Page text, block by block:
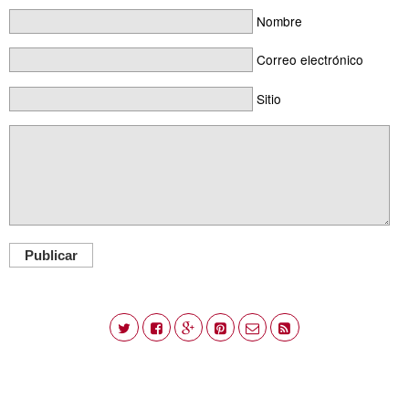
Nombre
Correo electrónico
Sitio
Publicar